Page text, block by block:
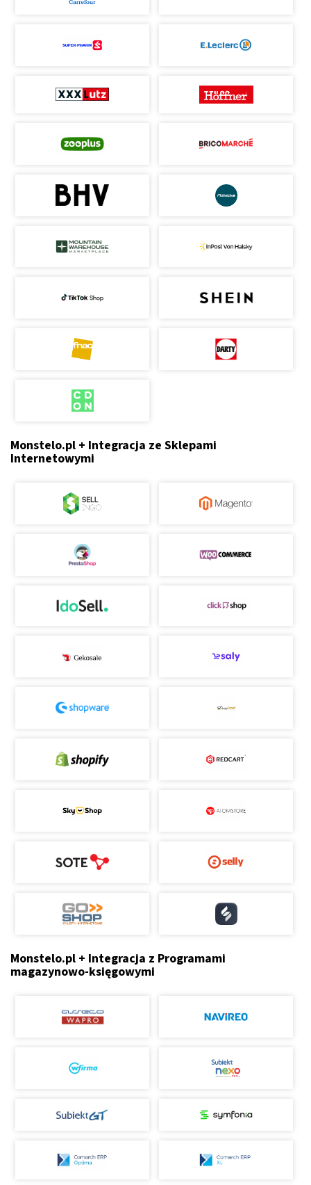
Monstelo.pl + Integracja ze Sklepami
Internetowymi
Monstelo.pl + Integracja z Programami
magazynowo-księgowymi